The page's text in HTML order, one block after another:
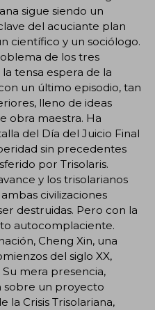
sigue siendo un
del acuciante plan
científico y un sociólogo.
de los tres
tensa espera de la
un último episodio, tan
lleno de ideas
obra maestra. Ha
del Día del Juicio Final
sin precedentes
por Trisolaris.
y los trisolarianos
civilizaciones
destruidas. Pero con la
autocomplaciente.
Cheng Xin, una
del siglo XX,
mera presencia,
sobre un proyecto
la Crisis Trisolariana,